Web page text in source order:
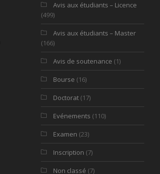
Avis aux étudiants – Licence
(499)
Avis aux étudiants – Master
(166)
Avis de soutenance (1)
Bourse (16)
Doctorat (17)
Evénements (110)
Examen (23)
Inscription (7)
Non classé (7)